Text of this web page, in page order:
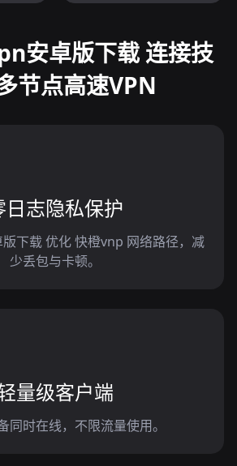
安卓版下载 连接技
节点高速VPN
日志隐私保护
下载 优化 快橙vnp 网络路径，减
少丢包与卡顿。
量级客户端
同时在线，不限流量使用。